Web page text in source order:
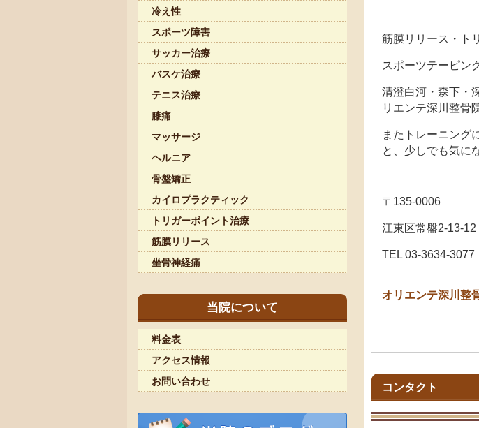
筋膜リリース・ト
スポーツテーピン
清澄白河・森下・
リエンテ深川整骨
またトレーニング
と、少しでも気に
〒135-0006
江東区常盤2-13-
TEL 03-3634-3077
オリエンテ深川整
コンタクト
冷え性
スポーツ障害
サッカー治療
バスケ治療
テニス治療
膝痛
マッサージ
ヘルニア
骨盤矯正
カイロプラクティック
トリガーポイント治療
筋膜リリース
坐骨神経痛
当院について
料金表
アクセス情報
お問い合わせ